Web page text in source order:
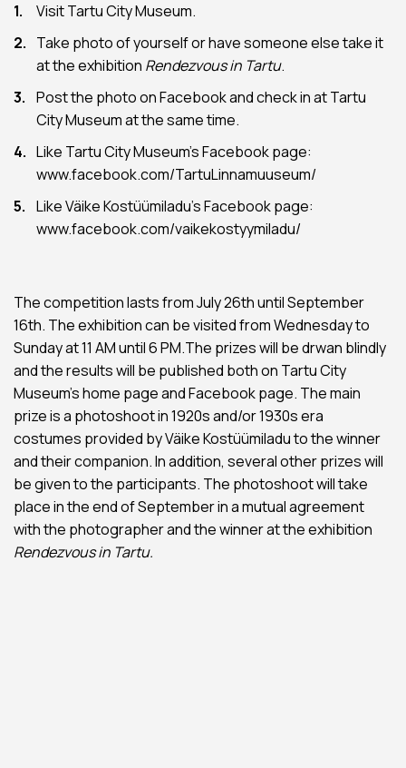
Visit Tartu City Museum.
Take photo of yourself or have someone else take it
at the exhibition Rendezvous in Tartu.
Post the photo on Facebook and check in at Tartu
City Museum at the same time.
Like Tartu City Museum’s Facebook page:
www.facebook.com/TartuLinnamuuseum/
Like Väike Kostüümiladu’s Facebook page:
www.facebook.com/vaikekostyymiladu/
The competition lasts from July 26th until September
16th. The exhibition can be visited from Wednesday to
Sunday at 11 AM until 6 PM.The prizes will be drwan blindly
and the results will be published both on Tartu City
Museum’s home page and Facebook page. The main
prize is a photoshoot in 1920s and/or 1930s era
costumes provided by Väike Kostüümiladu to the winner
and their companion. In addition, several other prizes will
be given to the participants. The photoshoot will take
place in the end of September in a mutual agreement
with the photographer and the winner at the exhibition
Rendezvous in Tartu.